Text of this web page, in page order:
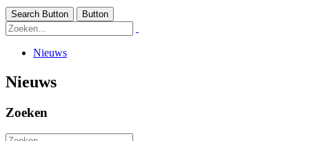
Search Button Button
Nieuws
Nieuws
Zoeken